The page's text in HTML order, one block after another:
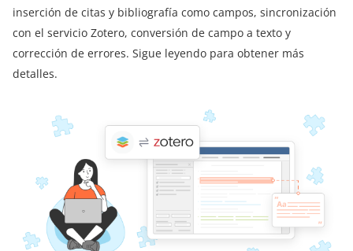
inserción de citas y bibliografía como campos, sincronización
con el servicio Zotero, conversión de campo a texto y
corrección de errores. Sigue leyendo para obtener más
detalles.